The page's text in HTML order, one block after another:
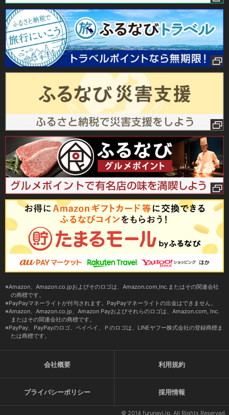
Amazon、Amazon.co.jpおよびそのロゴは、Amazon.com,Inc.またはその関連会社
の商標です。
PayPayマネーライトが付与されます。PayPayマネーライトの出金はできません。
Amazon、Amazon.co.jp、Amazon Payおよびそれらのロゴは、Amazon.com, Inc.
またはその関連会社の商標です。
PayPay、PayPayのロゴ、ペイペイ、Ｐのロゴは、LINEヤフー株式会社の登録商標ま
たは商標です。
会社概要 利用規約
プライバシーポリシー 採用情報
© 2014 furunavi.jp, All Rights Reserved.